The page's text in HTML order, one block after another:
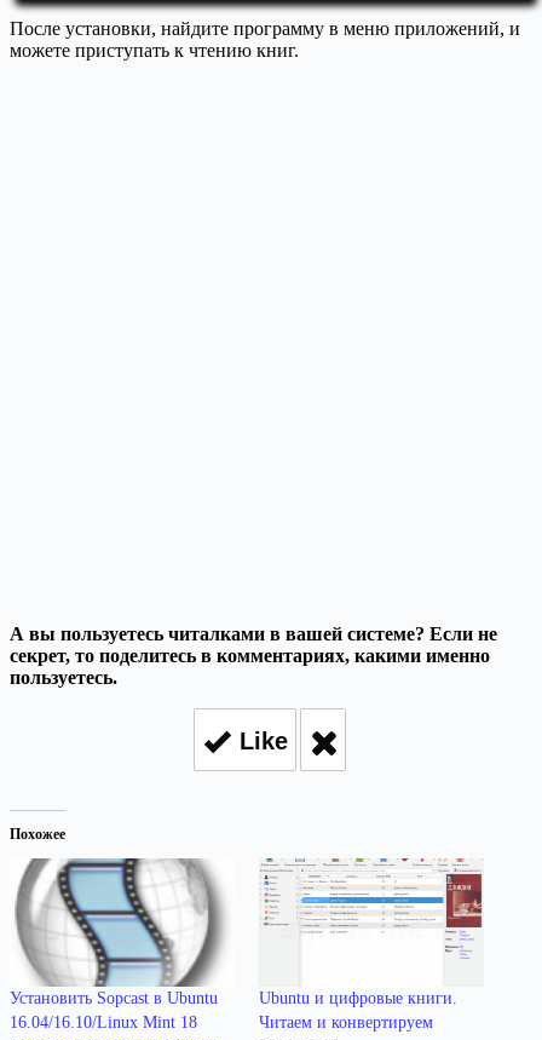
После установки, найдите программу в меню приложений, и
можете приступать к чтению книг.
А вы пользуетесь читалками в вашей системе? Если не
секрет, то поделитесь в комментариях, какими именно
пользуетесь.
Like
Похожее
Установить Sopcast в Ubuntu
16.04/16.10/Linux Mint 18
Ubuntu и цифровые книги.
Читаем и конвертируем